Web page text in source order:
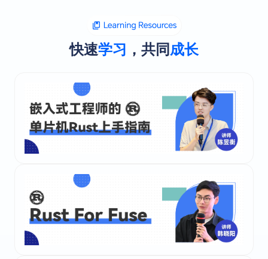
快速学习 ，共同成长